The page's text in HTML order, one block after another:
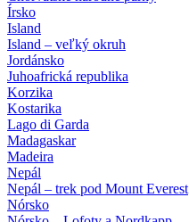
Írsko
Island
Island – veľký okruh
Jordánsko
Juhoafrická republika
Korzika
Kostarika
Lago di Garda
Madagaskar
Madeira
Nepál
Nepál – trek pod Mount Everest
Nórsko